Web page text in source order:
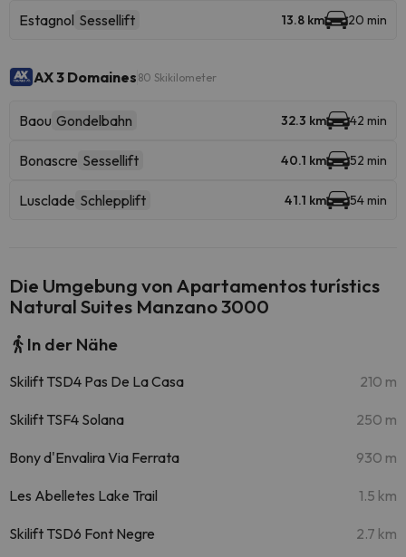
Estagnol Sessellift 13.8 km 20 min
AX 3 Domaines 80 Skikilometer
Baou Gondelbahn 32.3 km 42 min
Bonascre Sessellift 40.1 km 52 min
Lusclade Schlepplift 41.1 km 54 min
Die Umgebung von Apartamentos turístics
Natural Suites Manzano 3000
In der Nähe
Skilift TSD4 Pas De La Casa 210 m
Skilift TSF4 Solana 250 m
Bony d'Envalira Via Ferrata 930 m
Les Abelletes Lake Trail 1.5 km
Skilift TSD6 Font Negre 2.7 km